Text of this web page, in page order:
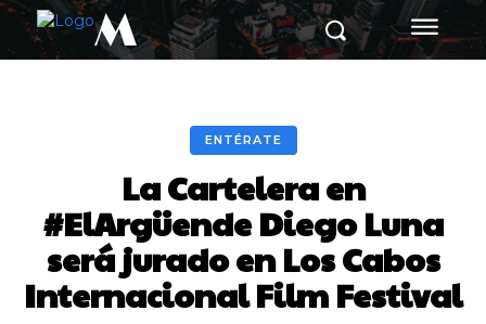
M
ENTÉRATE
La Cartelera en
#ElArgüende Diego Luna
será jurado en Los Cabos
Internacional Film Festival